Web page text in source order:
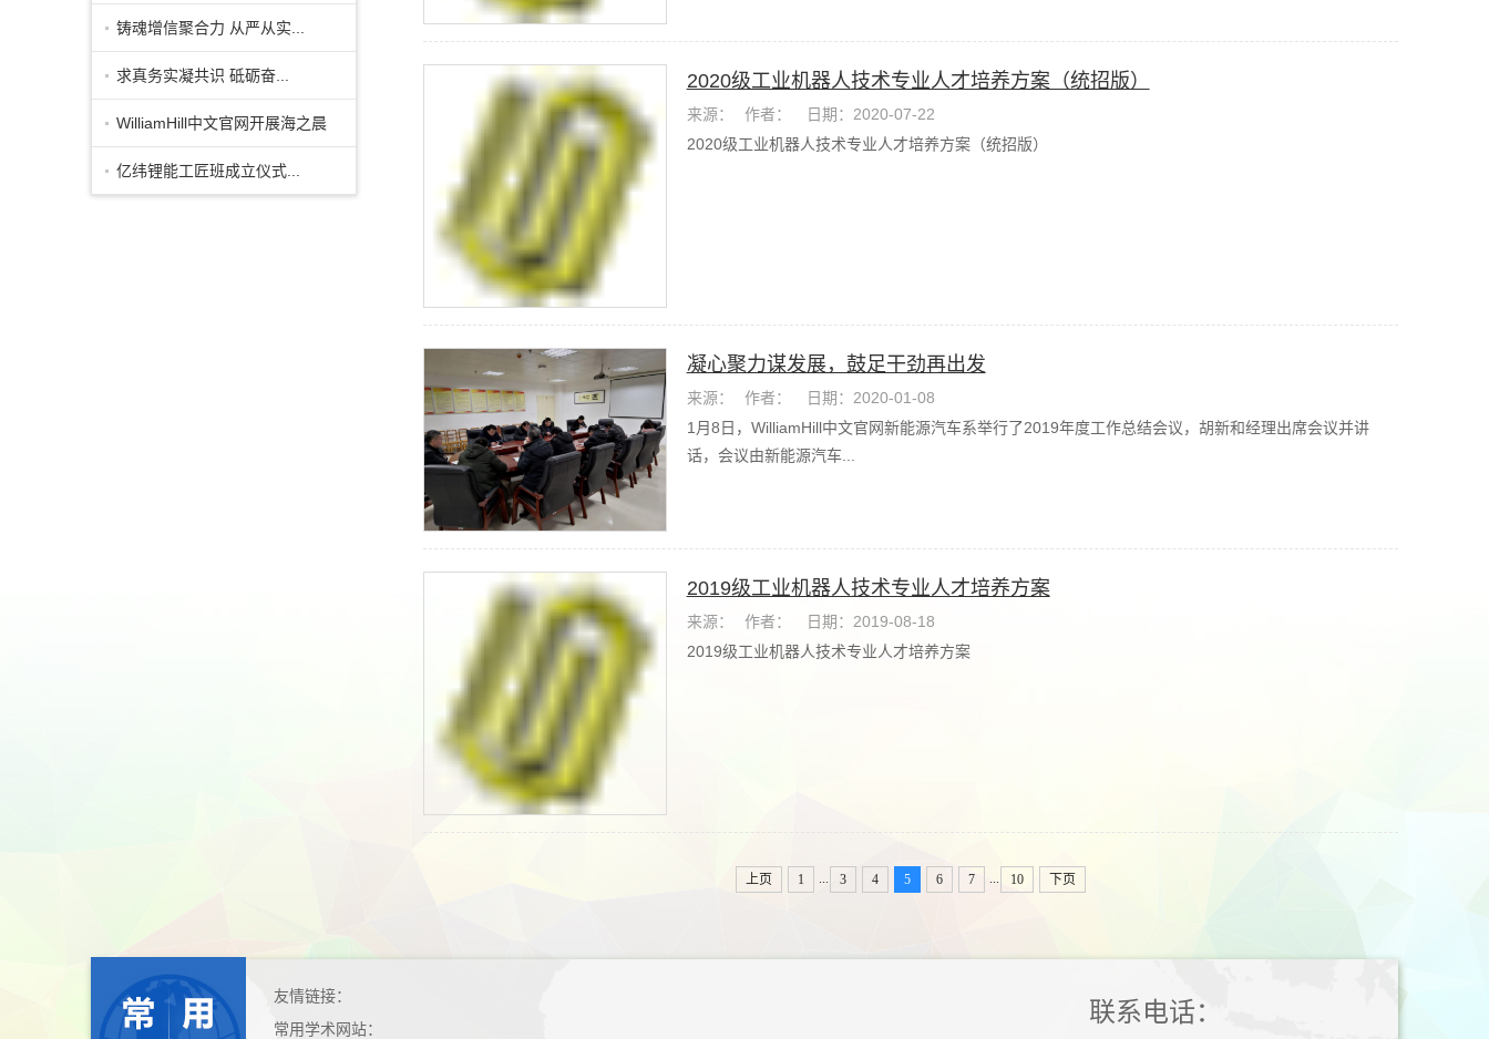
铸魂增信聚合力 从严从实...
求真务实凝共识 砥砺奋...
WilliamHill中文官网开展海之晨
订单班...
亿纬锂能工匠班成立仪式...
2020级工业机器人技术专业人才培养方案（统招版）
来源： 作者：
日期：2020-07-22
2020级工业机器人技术专业人才培养方案（统招版）
凝心聚力谋发展，鼓足干劲再出发
来源： 作者：
日期：2020-01-08
1月8日，WilliamHill中文官网新能源汽车系举行了2019年度工作总结会议，胡新和经理出席会议并讲
话，会议由新能源汽车...
2019级工业机器人技术专业人才培养方案
来源： 作者：
日期：2019-08-18
2019级工业机器人技术专业人才培养方案
上页 1 ... 3 4 5 6 7 ... 10 下页
友情链接：
常用学术网站：
联系电话：